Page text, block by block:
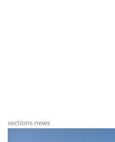
sections news